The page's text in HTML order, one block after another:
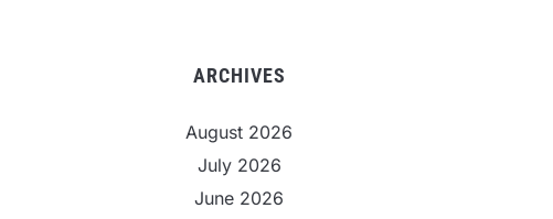
ARCHIVES
August 2026
July 2026
June 2026